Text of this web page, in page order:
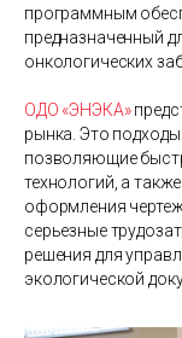
программным
предназначенный
онкологических
ОДО «ЭНЭКА»
рынка. Это подходы
позволяющие
технологий, а
оформления
серьезные
решения для
экологической